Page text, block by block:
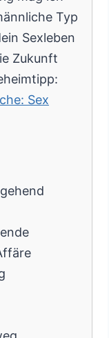
Typ
Sexleben
Zukunft
Sex